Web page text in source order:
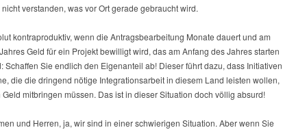
verstanden, was vor Ort gerade gebraucht wird.
kontraproduktiv, wenn die Antragsbearbeitung Monate dauert und am
Geld für ein Projekt bewilligt wird, das am Anfang des Jahres starten
Schaffen Sie endlich den Eigenanteil ab! Dieser führt dazu, dass Initiativen
die die dringend nötige Integrationsarbeit in diesem Land leisten wollen,
mitbringen müssen. Das ist in dieser Situation doch völlig absurd!
und Herren, ja, wir sind in einer schwierigen Situation. Aber wenn Sie